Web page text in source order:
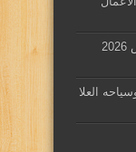
العلا ليمو لتأجير احدث سيارات مرسيدس 2026
العلا